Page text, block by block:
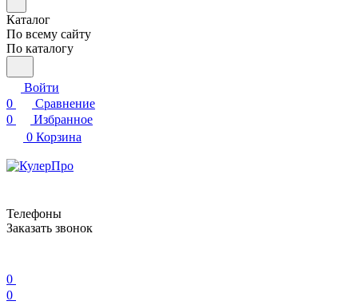
Каталог
По всему сайту
По каталогу
Войти
0
Сравнение
0
Избранное
0 Корзина
Телефоны
Заказать звонок
0
0